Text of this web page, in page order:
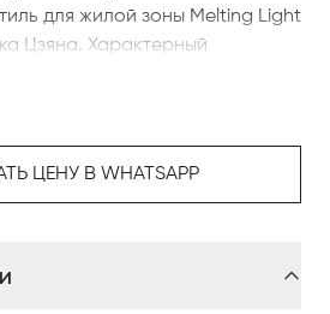
для жилой зоны Melting Light
Цзяна. Характерный
коллекции – это
с мягкостью и
тканью или комбинацией
ЦЕНУ В WHATSAPP